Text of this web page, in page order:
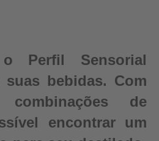
o Perfil Sensorial
suas bebidas. Com
de
encontrar um